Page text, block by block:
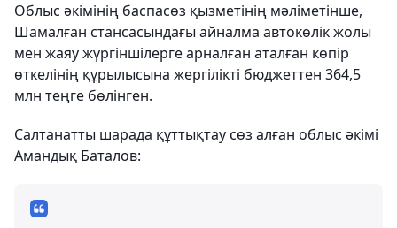
Облыс әкімінің баспасөз қызметінің мәліметінше,
Шамалған стансасындағы айналма автокөлік жолы
мен жаяу жүргіншілерге арналған аталған көпір
өткелінің құрылысына жергілікті бюджеттен 364,5
млн теңге бөлінген.
Салтанатты шарада құттықтау сөз алған облыс әкімі
Амандық Баталов: